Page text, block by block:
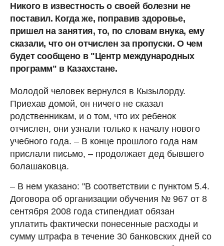
Никого в известность о своей болезни не
поставил. Когда же, поправив здоровье,
пришел на занятия, то, по словам внука, ему
сказали, что он отчислен за пропуски. О чем
будет сообщено в "Центр международных
программ" в Казахстане.
Молодой человек вернулся в Кызылорду.
Приехав домой, он ничего не сказал
родственникам, и о том, что их ребенок
отчислен, они узнали только к началу нового
учебного года. – В конце прошлого года нам
прислали письмо, – продолжает дед бывшего
болашаковца.
– В нем указано: "В соответствии с пунктом 5.4.
Договора об организации обучения № 967 от 8
сентября 2008 года стипендиат обязан
уплатить фактически понесенные расходы и
сумму штрафа в течение 30 банковских дней со